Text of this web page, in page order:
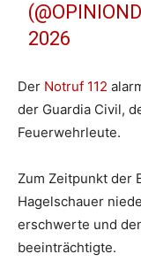
2026
Der Notruf 112
der Guardia Civil,
Feuerwehrleute.
Zum Zeitpunkt der
Hagelschauer
erschwerte und
beeinträchtigte.